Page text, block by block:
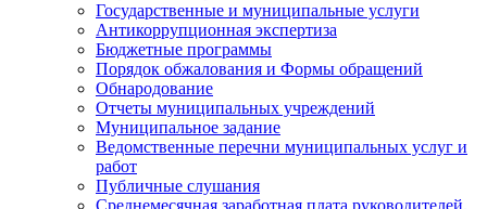
Государственные и муниципальные услуги
Антикоррупционная экспертиза
Бюджетные программы
Порядок обжалования и Формы обращений
Обнародование
Отчеты муниципальных учреждений
Муниципальное задание
Ведомственные перечни муниципальных услуг и
работ
Публичные слушания
Среднемесячная заработная плата руководителей,